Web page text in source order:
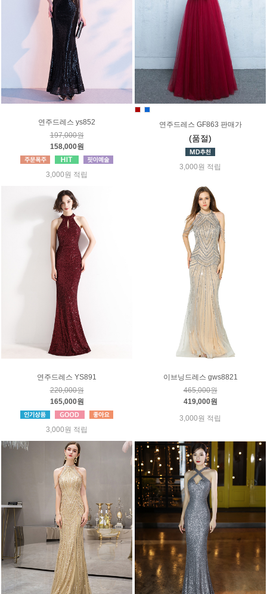
연주드레스 ys852
197,000원
158,000원
3,000원 적립
연주드레스 GF863 판매가
(품절)
3,000원 적립
연주드레스 YS891
220,000원
165,000원
3,000원 적립
이브닝드레스 gws8821
465,000원
419,000원
3,000원 적립